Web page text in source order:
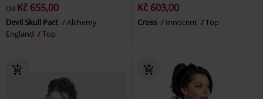
Od Kč 655,00
Devil Skull Pact
Alchemy
England
Top
Kč 603,00
Cross Innocent Top